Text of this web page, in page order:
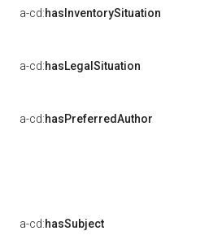
a-cd:hasInventorySituation
a-cd:hasLegalSituation
a-cd:hasPreferredAuthor
a-cd:hasSubject